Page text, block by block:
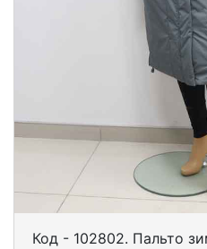
Код - 102802. Пальто